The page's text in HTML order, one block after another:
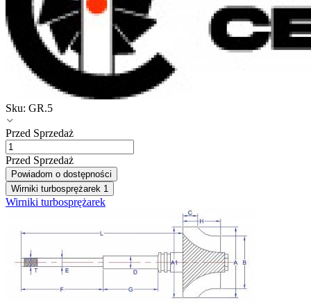
Sku: GR.5
Przed Sprzedaż
Przed Sprzedaż
Powiadom o dostępności
Wirniki turbosprężarek 1
Wirniki turbosprężarek